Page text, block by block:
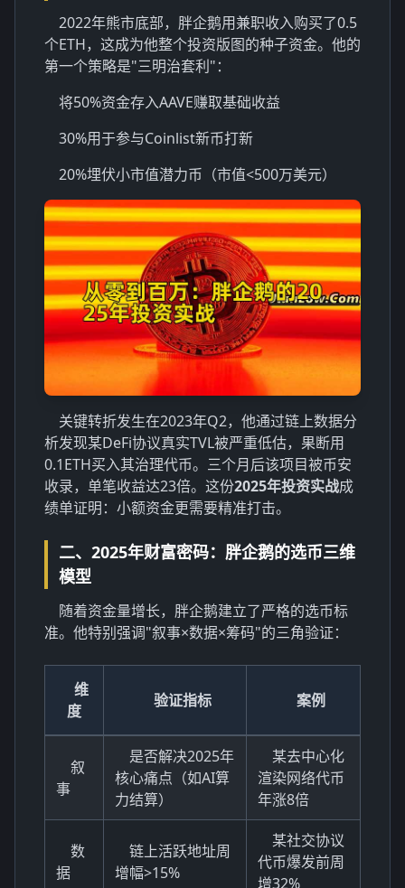
2022年熊市底部，胖企鹅用兼职收入购买了0.5
个ETH，这成为他整个投资版图的种子资金。他的
第一个策略是"三明治套利"：
将50%资金存入AAVE赚取基础收益
30%用于参与Coinlist新币打新
20%埋伏小市值潜力币（市值<500万美元）
关键转折发生在2023年Q2，他通过链上数据分
析发现某DeFi协议真实TVL被严重低估，果断用
0.1ETH买入其治理代币。三个月后该项目被币安
收录，单笔收益达23倍。这份2025年投资实战成
绩单证明：小额资金更需要精准打击。
二、2025年财富密码：胖企鹅的选币三维
模型
随着资金量增长，胖企鹅建立了严格的选币标
准。他特别强调"叙事×数据×筹码"的三角验证：
维
度
验证指标 案例
叙
事
是否解决2025年
核心痛点（如AI算
力结算）
某去中心化
渲染网络代币
年涨8倍
数
据
链上活跃地址周
增幅>15%
某社交协议
代币爆发前周
增32%